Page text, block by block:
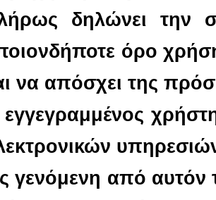
δηλώνει την
όρο
να απόσχει της
γενόμενη από αυτόν